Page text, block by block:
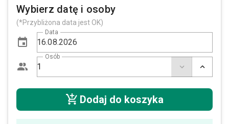
Wybierz datę i osoby
(*Przybliżona data jest OK)
Data
Osób
Dodaj do koszyka